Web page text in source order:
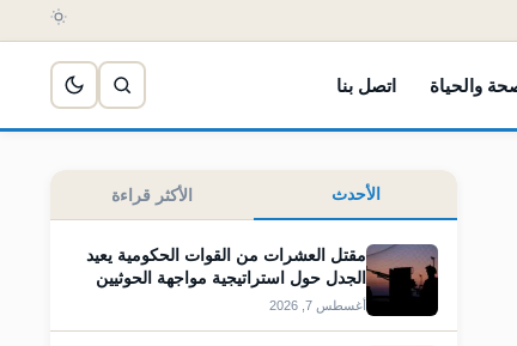
والحياة اتصل بنا
الأحدث الأكثر قراءة
مقتل العشرات من القوات الحكومية يعيد
الجدل حول استراتيجية مواجهة الحوثيين
أغسطس 7, 2026